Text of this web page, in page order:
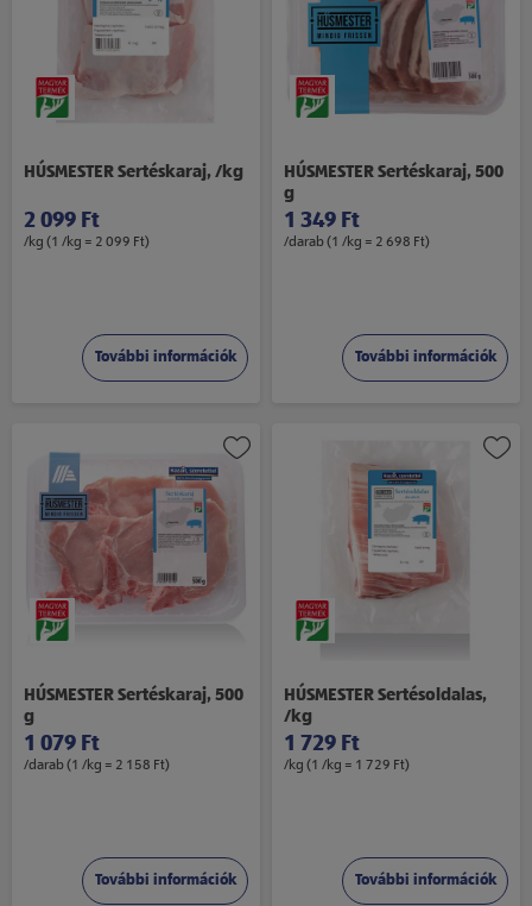
HÚSMESTER Sertéskaraj, /kg
2 099 Ft
/kg (1 /kg = 2 099 Ft)
További információk
HÚSMESTER Sertéskaraj, 500
g
1 349 Ft
/darab (1 /kg = 2 698 Ft)
További információk
HÚSMESTER Sertéskaraj, 500
g
1 079 Ft
/darab (1 /kg = 2 158 Ft)
További információk
HÚSMESTER Sertésoldalas,
/kg
1 729 Ft
/kg (1 /kg = 1 729 Ft)
További információk